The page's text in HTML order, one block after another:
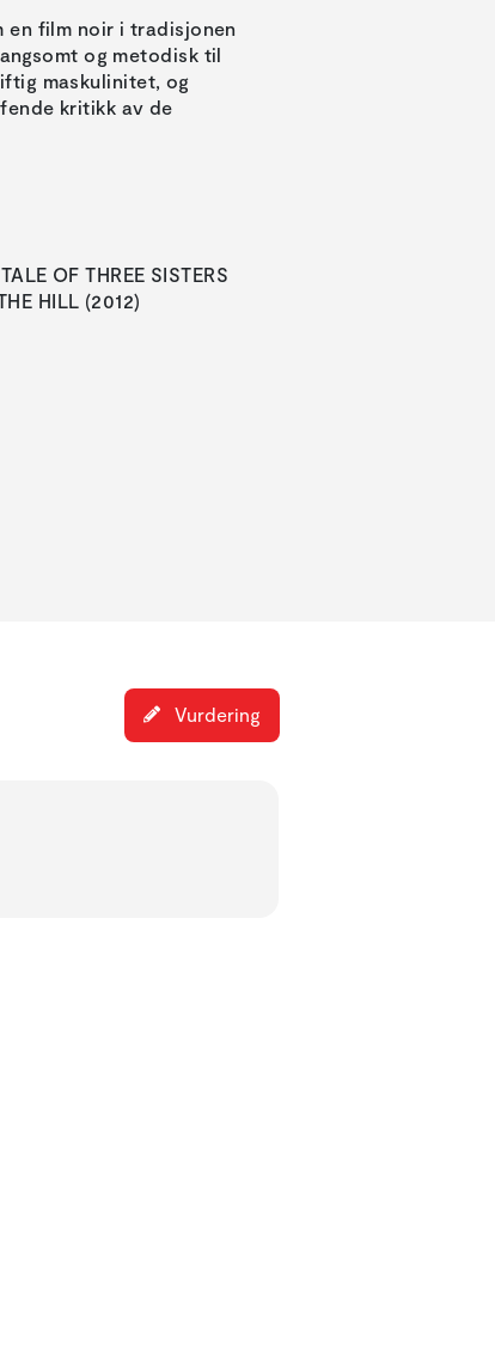
en film noir i tradisjonen
og metodisk til
maskulinitet, og
kritikk av de
OF THREE SISTERS
HILL (2012)
Vurdering